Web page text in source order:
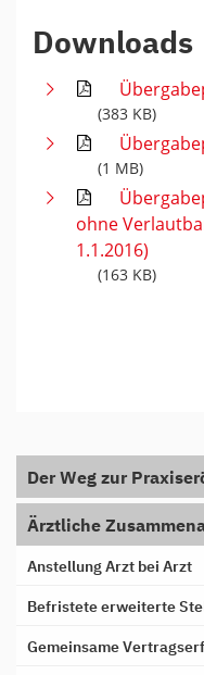
Downloads
(383 KB)
(1 MB)
ohne
1.1.2016)
(163 KB)
Der Weg zur
Ärztliche
Anstellung Arzt bei Arzt
Befristete erweiterte
Gemeinsame